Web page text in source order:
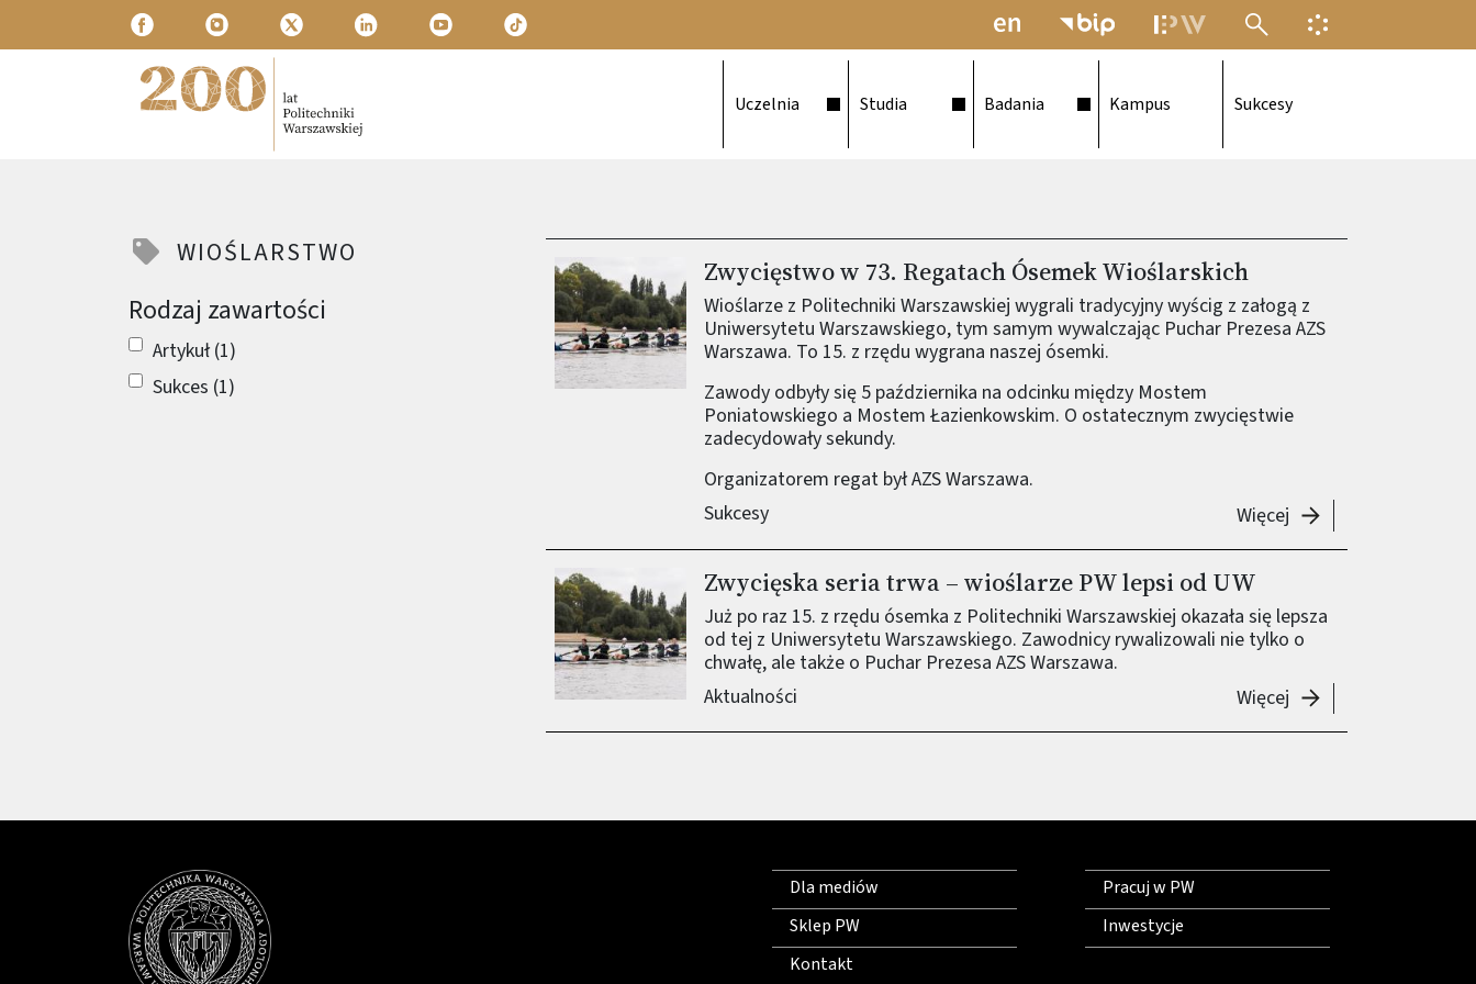
Przejdź do treści
MENU ELEKTRONICZNEJINFORMACJA O
Uczelnia Studia Badania Kampus Sukcesy
WIOŚLARSTWO
Rodzaj zawartości
Artykuł (1)
Sukces (1)
Zwycięstwo w 73. Regatach Ósemek Wioślarskich
Wioślarze z Politechniki Warszawskiej wygrali tradycyjny wyścig z załogą z
Uniwersytetu Warszawskiego, tym samym wywalczając Puchar Prezesa AZS
Warszawa. To 15. z rzędu wygrana naszej ósemki.
Zawody odbyły się 5 października na odcinku między Mostem
Poniatowskiego a Mostem Łazienkowskim. O ostatecznym zwycięstwie
zadecydowały sekundy.
Organizatorem regat był AZS Warszawa.
Sukcesy
Więcej Zwycięstwo w 73.
Zwycięska seria trwa – wioślarze PW lepsi od UW
Już po raz 15. z rzędu ósemka z Politechniki Warszawskiej okazała się lepsza
od tej z Uniwersytetu Warszawskiego. Zawodnicy rywalizowali nie tylko o
chwałę, ale także o Puchar Prezesa AZS Warszawa.
Aktualności
Więcej Zwycięska seria
Dla mediów
Sklep PW
Kontakt
Pracuj w PW
Inwestycje